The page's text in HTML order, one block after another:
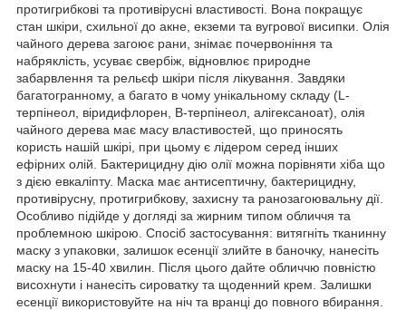
протигрибкові та противірусні властивості. Вона покращує
стан шкіри, схильної до акне, екземи та вугрової висипки. Олія
чайного дерева загоює рани, знімає почервоніння та
набряклість, усуває свербіж, відновлює природне
забарвлення та рельєф шкіри після лікування. Завдяки
багатогранному, а багато в чому унікальному складу (L-
терпінеол, віридифлорен, В-терпінеол, алігексаноат), олія
чайного дерева має масу властивостей, що приносять
користь нашій шкірі, при цьому є лідером серед інших
ефірних олій. Бактерицидну дію олії можна порівняти хіба що
з дією евкаліпту. Маска має антисептичну, бактерицидну,
противірусну, протигрибкову, захисну та ранозагоювальну дії.
Особливо підійде у догляді за жирним типом обличчя та
проблемною шкірою. Спосіб застосування: витягніть тканинну
маску з упаковки, залишок есенції злийте в баночку, нанесіть
маску на 15-40 хвилин. Після цього дайте обличчю повністю
висохнути і нанесіть сироватку та щоденний крем. Залишки
есенції використовуйте на ніч та вранці до повного вбирання.